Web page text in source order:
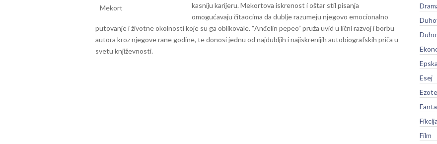
kasniju karijeru. Mekortova iskrenost i oštar stil pisanja
omogućavaju čitaocima da dublje razumeju njegovo emocionalno
putovanje i životne okolnosti koje su ga oblikovale. “Anđelin pepeo” pruža uvid u lični razvoj i borbu
autora kroz njegove rane godine, te donosi jednu od najdubljih i najiskrenijih autobiografskih priča u
svetu književnosti.
Esej
Fikcija
Film